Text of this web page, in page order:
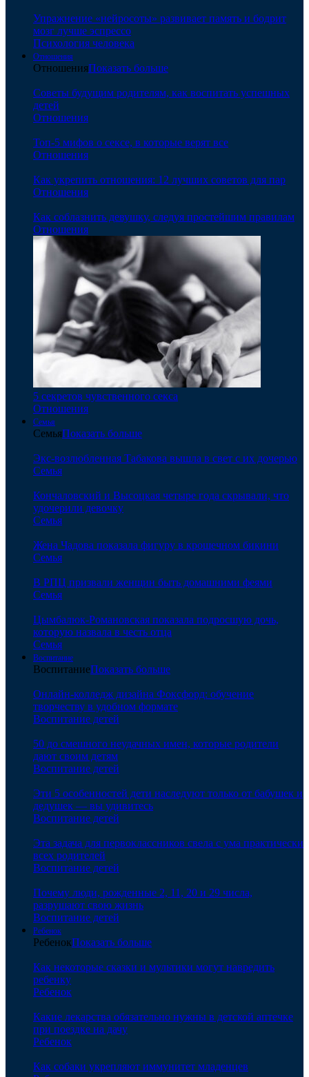
Упражнение «нейросоты» развивает память и бодрит
мозг лучше эспрессо
Психология человека
Отношения
ОтношенияПоказать больше
Советы будущим родителям, как воспитать успешных
детей
Отношения
Топ-5 мифов о сексе, в которые верят все
Отношения
Как укрепить отношения: 12 лучших советов для пар
Отношения
Как соблазнить девушку, следуя простейшим правилам
Отношения
5 секретов чувственного секса
Отношения
Семья
СемьяПоказать больше
Экс-возлюбленная Табакова вышла в свет с их дочерью
Семья
Кончаловский и Высоцкая четыре года скрывали, что
удочерили девочку
Семья
Жена Чадова показала фигуру в крошечном бикини
Семья
В РПЦ призвали женщин быть домашними феями
Семья
Цымбалюк-Романовская показала подросшую дочь,
которую назвала в честь отца
Семья
Воспитание
ВоспитаниеПоказать больше
Онлайн-колледж дизайна Фоксфорд: обучение
творчеству в удобном формате
Воспитание детей
50 до смешного неудачных имен, которые родители
дают своим детям
Воспитание детей
Эти 5 особенностей дети наследуют только от бабушек и
дедушек — вы удивитесь
Воспитание детей
Эта задача для первоклассников свела с ума практически
всех родителей
Воспитание детей
Почему люди, рожденные 2, 11, 20 и 29 числа,
разрушают свою жизнь
Воспитание детей
Ребенок
РебенокПоказать больше
Как некоторые сказки и мультики могут навредить
ребенку
Ребенок
Какие лекарства обязательно нужны в детской аптечке
при поездке на дачу
Ребенок
Как собаки укрепляют иммунитет младенцев